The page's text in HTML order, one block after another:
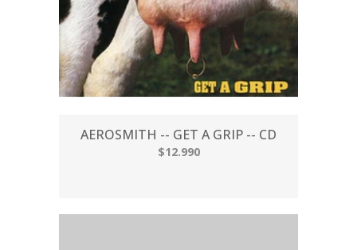
AEROSMITH -- GET A GRIP -- CD
$12.990